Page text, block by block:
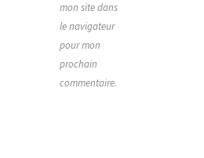
mon site dans
le navigateur
pour mon
prochain
commentaire.